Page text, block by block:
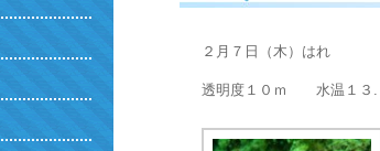
２月７日（木）はれ
透明度１０ｍ 水温１